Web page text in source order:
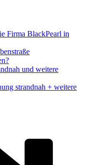
Firma BlackPearl in
und weitere
strandnah + weitere